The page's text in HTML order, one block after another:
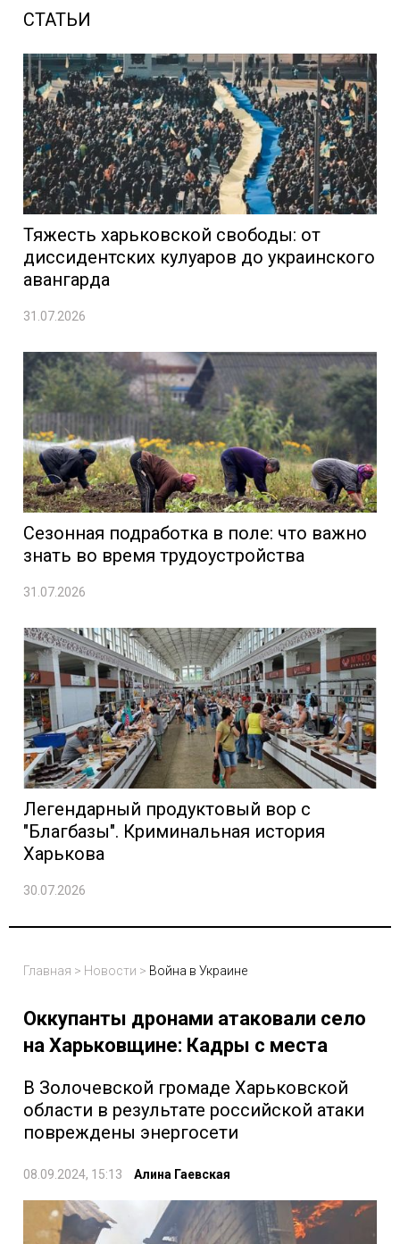
СТАТЬИ
Тяжесть харьковской свободы: от
диссидентских кулуаров до украинского
авангарда
31.07.2026
Сезонная подработка в поле: что важно
знать во время трудоустройства
31.07.2026
Легендарный продуктовый вор с
"Благбазы". Криминальная история
Харькова
30.07.2026
Главная > Новости > Война в Украине
Оккупанты дронами атаковали село
на Харьковщине: Кадры с места
В Золочевской громаде Харьковской
области в результате российской атаки
повреждены энергосети
08.09.2024, 15:13 Алина Гаевская